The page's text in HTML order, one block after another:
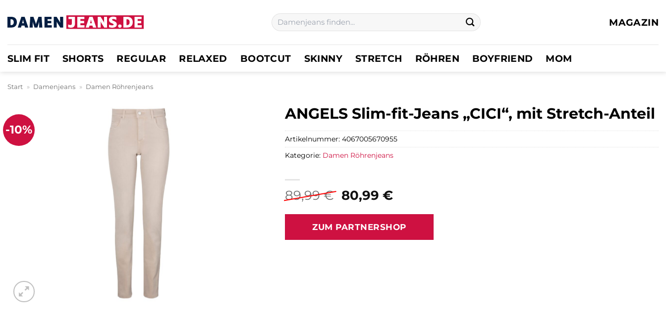
Inhalt
Suchen
nach:
MAGAZIN
SLIM FIT SHORTS REGULAR RELAXED BOOTCUT SKINNY STRETCH RÖHREN BOYFRIEND MOM
Start » Damenjeans » Damen Röhrenjeans
-10%
ANGELS Slim-fit-Jeans „CICI“, mit Stretch-Anteil
89,99€ Ursprünglicher
war:
89,99 €
80,99 €Aktueller
ist:
80,99 €.
ZUM PARTNERSHOP
Artikelnummer: 4067005670955
Kategorie: Damen Röhrenjeans